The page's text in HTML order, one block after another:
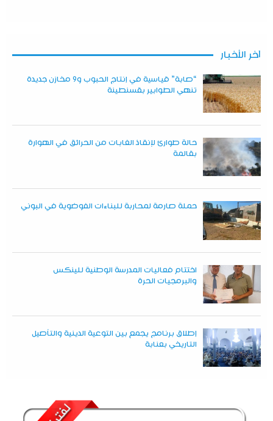
آخر الأخبار
“صابة” قياسية في إنتاج الحبوب و9 مخازن جديدة
تنهي الطوابير بقسنطينة
حالة طوارئ لإنقاذ الغابات من الحرائق في الهوارة
بقالمة
حملة صارمة لمحاربة للبناءات الفوضوية في البوني
اختتام فعاليات المدرسة الوطنية للينكس
والبرمجيات الحرة
إطلاق برنامج يجمع بين التوعية الدينية والتأصيل
التاريخي بعنابة